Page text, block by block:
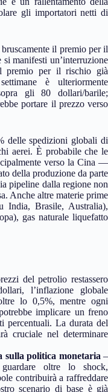
gli importatori netti di
il premio per il
manifesti un’interruzione
premio per il rischio già
è ulteriormente
gli 80 dollari/barile;
portare il prezzo verso
delle spedizioni globali di
aerei. È probabile che le
verso la Cina —
della produzione da parte
pipeline dalla regione non
Anche altre materie prime
India, Brasile, Australia),
gas naturale liquefatto
del petrolio restassero
l’inflazione globale
lo 0,5%, mentre ogni
implicare un freno
percentuali. La durata del
cruciale nel determinare
sulla politica monetaria –
oltre lo shock,
contribuirà a raffreddare
scenario di base è già